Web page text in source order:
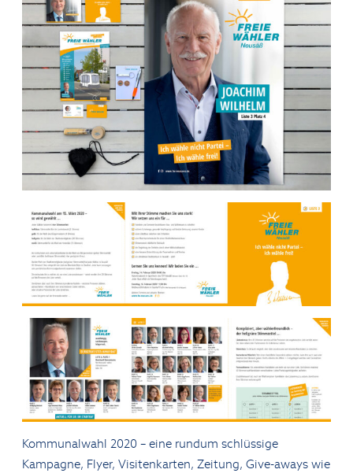
Kommunalwahl 2020 – eine rundum schlüssige
Kampagne, Flyer, Visitenkarten, Zeitung, Give-aways wie